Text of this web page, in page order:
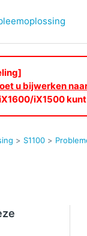
u bijwerken
iX1500
S1100